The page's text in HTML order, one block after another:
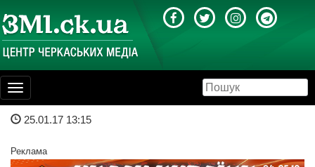
Toggle
navigation
25.01.17 13:15
Реклама